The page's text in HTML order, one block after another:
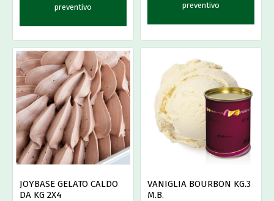
preventivo
preventivo
JOYBASE GELATO CALDO
DA KG 2X4
VANIGLIA BOURBON KG.3
M.B.